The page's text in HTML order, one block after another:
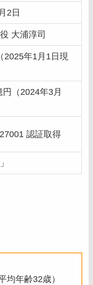
2日
大浦淳司
2025年1月1日現
（2024年3月
認証取得
均年齢32歳）